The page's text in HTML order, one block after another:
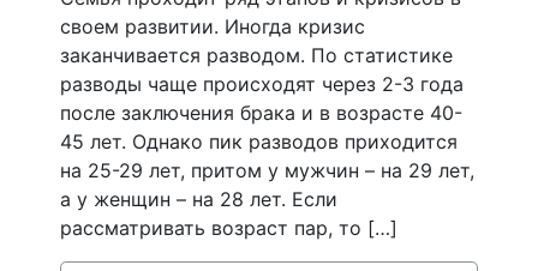
своем развитии. Иногда кризис
заканчивается разводом. По статистике
разводы чаще происходят через 2-3 года
после заключения брака и в возрасте 40-
45 лет. Однако пик разводов приходится
на 25-29 лет, притом у мужчин – на 29 лет,
а у женщин – на 28 лет. Если
рассматривать возраст пар, то […]